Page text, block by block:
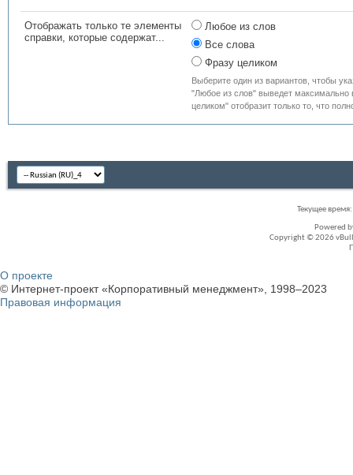
Отображать только те элементы
справки, которые содержат...
Любое из слов
Все слова
Фразу целиком
Выберите один из вариантов, чтобы
"Любое из слов" выведет максимально
целиком" отобразит только то, что
Текущее время:
Powered
Copyright © 2026
О проекте
© Интернет-проект «Корпоративный менеджмент», 1998–2023
Правовая информация